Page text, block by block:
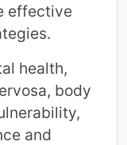
effective
health,
body
and